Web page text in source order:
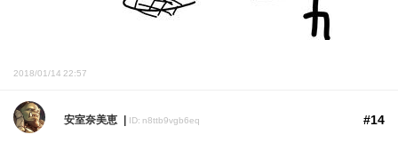
2018/01/14 22:57
安室奈美恵 ID: n8ttb9vgb6eq #14